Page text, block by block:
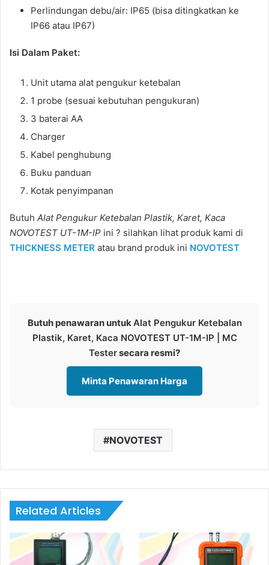
Perlindungan debu/air: IP65 (bisa ditingkatkan ke
IP66 atau IP67)
Isi Dalam Paket:
Unit utama alat pengukur ketebalan
1 probe (sesuai kebutuhan pengukuran)
3 baterai AA
Charger
Kabel penghubung
Buku panduan
Kotak penyimpanan
Butuh Alat Pengukur Ketebalan Plastik, Karet, Kaca
NOVOTEST UT-1M-IP ini ? silahkan lihat produk kami di
THICKNESS METER atau brand produk ini NOVOTEST
Butuh penawaran untuk Alat Pengukur Ketebalan
Plastik, Karet, Kaca NOVOTEST UT-1M-IP | MC
Testersecara resmi?
Minta Penawaran Harga
NOVOTEST
Related Articles